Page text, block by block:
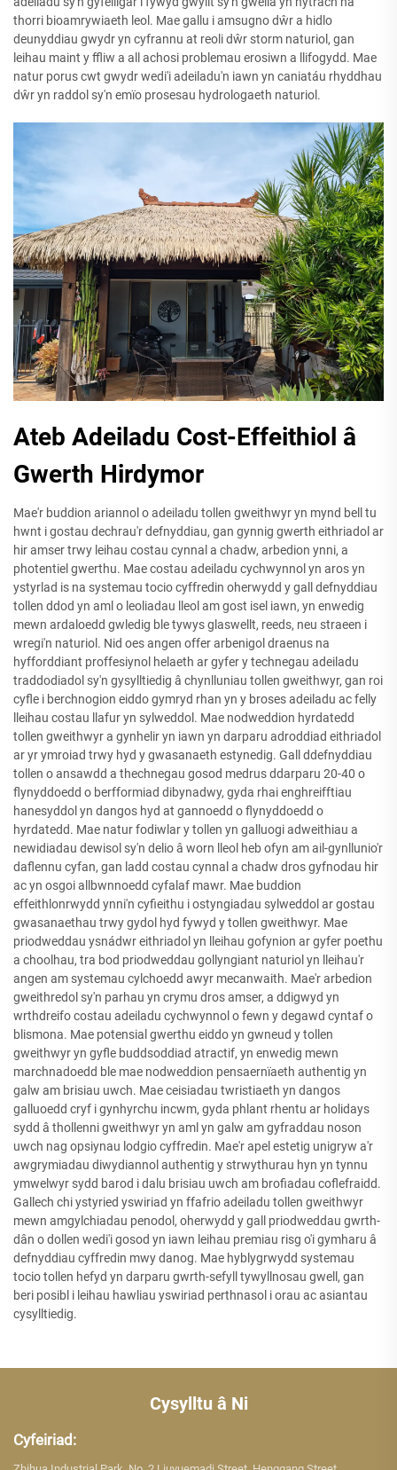
thorri bioamrywiaeth leol. Mae gallu i amsugno dŵr a hidlo
deunyddiau gwydr yn cyfrannu at reoli dŵr storm naturiol, gan
leihau maint y ffliw a all achosi problemau erosiwn a llifogydd. Mae
natur porus cwt gwydr wedi'i adeiladu'n iawn yn caniatáu rhyddhau
dŵr yn raddol sy'n emïo prosesau hydrologaeth naturiol.
Ateb Adeiladu Cost-Effeithiol â
Gwerth Hirdymor
Mae'r buddion ariannol o adeiladu tollen gweithwyr yn mynd bell tu
hwnt i gostau dechrau'r defnyddiau, gan gynnig gwerth eithriadol ar
hir amser trwy leihau costau cynnal a chadw, arbedion ynni, a
photentiel gwerthu. Mae costau adeiladu cychwynnol yn aros yn
ystyrlad is na systemau tocio cyffredin oherwydd y gall defnyddiau
tollen ddod yn aml o leoliadau lleol am gost isel iawn, yn enwedig
mewn ardaloedd gwledig ble tywys glaswellt, reeds, neu straeen i
wregi'n naturiol. Nid oes angen offer arbenigol draenus na
hyfforddiant proffesiynol helaeth ar gyfer y technegau adeiladu
traddodiadol sy'n gysylltiedig â chynlluniau tollen gweithwyr, gan roi
cyfle i berchnogion eiddo gymryd rhan yn y broses adeiladu ac felly
lleihau costau llafur yn sylweddol. Mae nodweddion hyrdatedd
tollen gweithwyr a gynhelir yn iawn yn darparu adroddiad eithriadol
ar yr ymroiad trwy hyd y gwasanaeth estynedig. Gall ddefnyddiau
tollen o ansawdd a thechnegau gosod medrus ddarparu 20-40 o
flynyddoedd o berfformiad dibynadwy, gyda rhai enghreifftiau
hanesyddol yn dangos hyd at gannoedd o flynyddoedd o
hyrdatedd. Mae natur fodiwlar y tollen yn galluogi adweithiau a
newidiadau dewisol sy'n delio â worn lleol heb ofyn am ail-gynllunio'r
daflennu cyfan, gan ladd costau cynnal a chadw dros gyfnodau hir
ac yn osgoi allbwnnoedd cyfalaf mawr. Mae buddion
effeithlonrwydd ynni'n cyfieithu i ostyngiadau sylweddol ar gostau
gwasanaethau trwy gydol hyd fywyd y tollen gweithwyr. Mae
priodweddau ysnádwr eithriadol yn lleihau gofynion ar gyfer poethu
a choolhau, tra bod priodweddau gollyngiant naturiol yn lleihau'r
angen am systemau cylchoedd awyr mecanwaith. Mae'r arbedion
gweithredol sy'n parhau yn crymu dros amser, a ddigwyd yn
wrthdreifo costau adeiladu cychwynnol o fewn y degawd cyntaf o
blismona. Mae potensial gwerthu eiddo yn gwneud y tollen
gweithwyr yn gyfle buddsoddiad atractif, yn enwedig mewn
marchnadoedd ble mae nodweddion pensaernïaeth authentig yn
galw am brisiau uwch. Mae ceisiadau twristiaeth yn dangos
galluoedd cryf i gynhyrchu incwm, gyda phlant rhentu ar holidays
sydd â thollenni gweithwyr yn aml yn galw am gyfraddau noson
uwch nag opsiynau lodgio cyffredin. Mae'r apel estetig unigryw a'r
awgrymiadau diwydiannol authentig y strwythurau hyn yn tynnu
ymwelwyr sydd barod i dalu brisiau uwch am brofiadau coflefraidd.
Gallech chi ystyried yswiriad yn ffafrio adeiladu tollen gweithwyr
mewn amgylchiadau penodol, oherwydd y gall priodweddau gwrth-
dân o dollen wedi'i gosod yn iawn leihau premiau risg o'i gymharu â
defnyddiau cyffredin mwy danog. Mae hyblygrwydd systemau
tocio tollen hefyd yn darparu gwrth-sefyll tywyllnosau gwell, gan
beri posibl i leihau hawliau yswiriad perthnasol i orau ac asiantau
cysylltiedig.
Cysylltu â Ni
Cyfeiriad: